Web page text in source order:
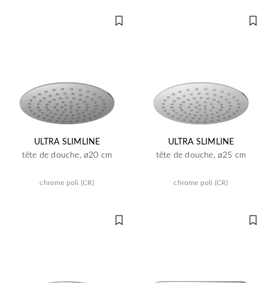
ULTRA SLIMLINE
tête de douche, ø20 cm
chrome poli (CR)
ULTRA SLIMLINE
tête de douche, ø25 cm
chrome poli (CR)